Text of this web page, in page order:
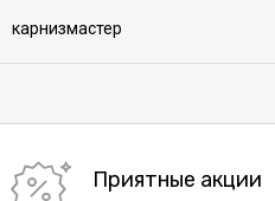
карнизмастер
Приятные акции